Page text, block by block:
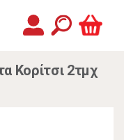
Κορίτσι 2τμχ